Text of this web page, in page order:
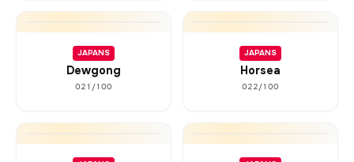
JAPANS
Dewgong
021/100
JAPANS
Horsea
022/100